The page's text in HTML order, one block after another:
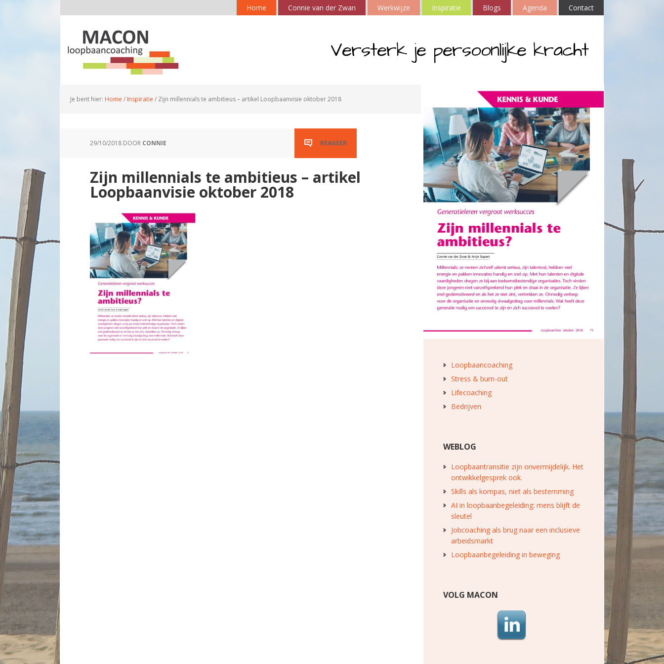
Home Connie van der Zwan Werkwijze Inspiratie Blogs Agenda Contact
Versterk je persoonlijke kracht
Je bent hier: Home / Inspiratie / Zijn millennials te ambitieus – artikel Loopbaanvisie oktober 2018
29/10/2018 DOOR CONNIE REAGEER
Zijn millennials te ambitieus – artikel
Loopbaanvisie oktober 2018
Loopbaancoaching
Stress & burn-out
Lifecoaching
Bedrijven
WEBLOG
Loopbaantransitie zijn onvermijdelijk. Het
ontwikkelgesprek ook.
Skills als kompas, niet als bestemming
AI in loopbaanbegeleiding: mens blijft de
sleutel
Jobcoaching als brug naar een inclusieve
arbeidsmarkt
Loopbaanbegeleiding in beweging
VOLG MACON